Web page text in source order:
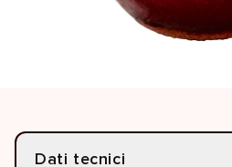
Dati tecnici